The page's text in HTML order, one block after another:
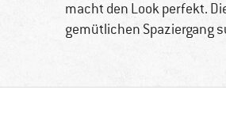
macht den Look perfekt.
gemütlichen Spaziergang